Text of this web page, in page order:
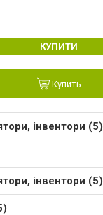
КУПИТИ
Купить
інвентори (5)
інвентори (5)